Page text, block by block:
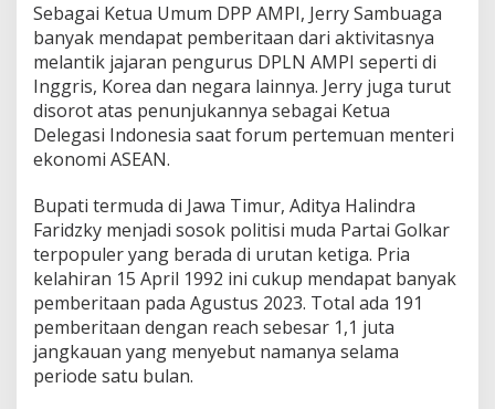
Sebagai Ketua Umum DPP AMPI, Jerry Sambuaga
banyak mendapat pemberitaan dari aktivitasnya
melantik jajaran pengurus DPLN AMPI seperti di
Inggris, Korea dan negara lainnya. Jerry juga turut
disorot atas penunjukannya sebagai Ketua
Delegasi Indonesia saat forum pertemuan menteri
ekonomi ASEAN.
Bupati termuda di Jawa Timur, Aditya Halindra
Faridzky menjadi sosok politisi muda Partai Golkar
terpopuler yang berada di urutan ketiga. Pria
kelahiran 15 April 1992 ini cukup mendapat banyak
pemberitaan pada Agustus 2023. Total ada 191
pemberitaan dengan reach sebesar 1,1 juta
jangkauan yang menyebut namanya selama
periode satu bulan.